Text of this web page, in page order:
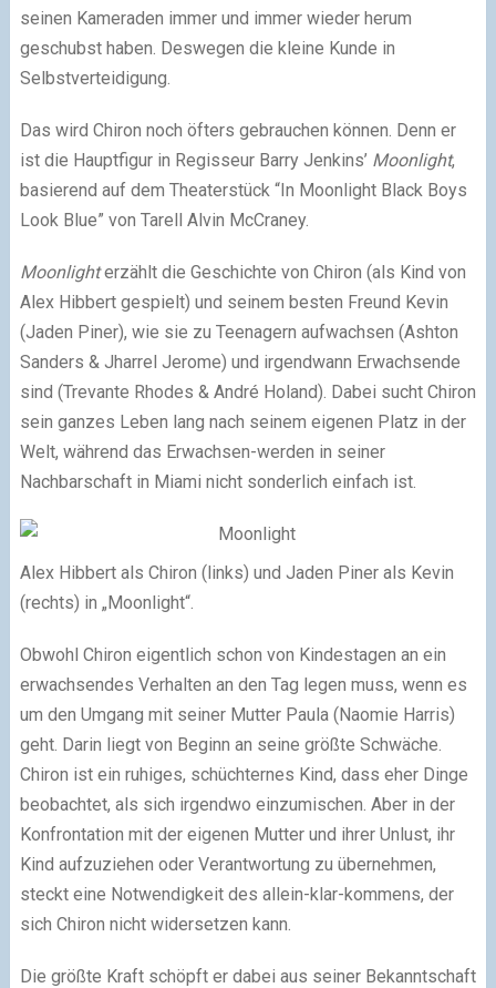
seinen Kameraden immer und immer wieder herum
geschubst haben. Deswegen die kleine Kunde in
Selbstverteidigung.
Das wird Chiron noch öfters gebrauchen können. Denn er
ist die Hauptfigur in Regisseur Barry Jenkins’ Moonlight,
basierend auf dem Theaterstück “In Moonlight Black Boys
Look Blue” von Tarell Alvin McCraney.
Moonlighterzählt die Geschichte von Chiron (als Kind von
Alex Hibbert gespielt) und seinem besten Freund Kevin
(Jaden Piner), wie sie zu Teenagern aufwachsen (Ashton
Sanders & Jharrel Jerome) und irgendwann Erwachsende
sind (Trevante Rhodes & André Holand). Dabei sucht Chiron
sein ganzes Leben lang nach seinem eigenen Platz in der
Welt, während das Erwachsen-werden in seiner
Nachbarschaft in Miami nicht sonderlich einfach ist.
Alex Hibbert als Chiron (links) und Jaden Piner als Kevin
(rechts) in „Moonlight“.
Obwohl Chiron eigentlich schon von Kindestagen an ein
erwachsendes Verhalten an den Tag legen muss, wenn es
um den Umgang mit seiner Mutter Paula (Naomie Harris)
geht. Darin liegt von Beginn an seine größte Schwäche.
Chiron ist ein ruhiges, schüchternes Kind, dass eher Dinge
beobachtet, als sich irgendwo einzumischen. Aber in der
Konfrontation mit der eigenen Mutter und ihrer Unlust, ihr
Kind aufzuziehen oder Verantwortung zu übernehmen,
steckt eine Notwendigkeit des allein-klar-kommens, der
sich Chiron nicht widersetzen kann.
Die größte Kraft schöpft er dabei aus seiner Bekanntschaft